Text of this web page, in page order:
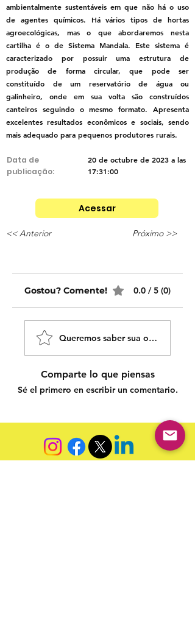
ambientalmente sustentáveis em que não há o uso
de agentes químicos. Há vários tipos de hortas
agroecológicas, mas o que abordaremos nesta
cartilha é o de Sistema Mandala. Este sistema é
caracterizado por possuir uma estrutura de
produção de forma circular, que pode ser
constituído de um reservatório de água ou
galinheiro, onde em sua volta são construídos
canteiros seguindo o mesmo formato. Apresenta
excelentes resultados econômicos e sociais, sendo
mais adequado para pequenos produtores rurais.
Data de
publicação:
20 de octubre de 2023 a las
17:31:00
Acessar
<< Anterior Próximo >>
Gostou? Comente! 0.0 / 5 (0)
Queremos saber sua opinião
Comparte lo que piensas
Sé el primero en escribir un comentario.